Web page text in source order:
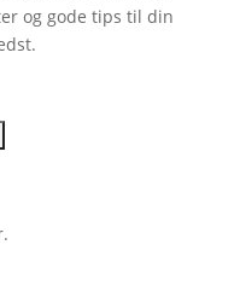
og gode tips til din
.